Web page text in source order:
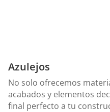
Azulejos
No solo ofrecemos
acabados y elementos
final perfecto a tu